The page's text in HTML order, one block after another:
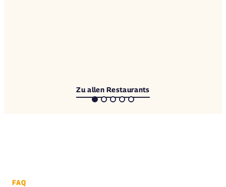
Zu allen Restaurants
FAQ